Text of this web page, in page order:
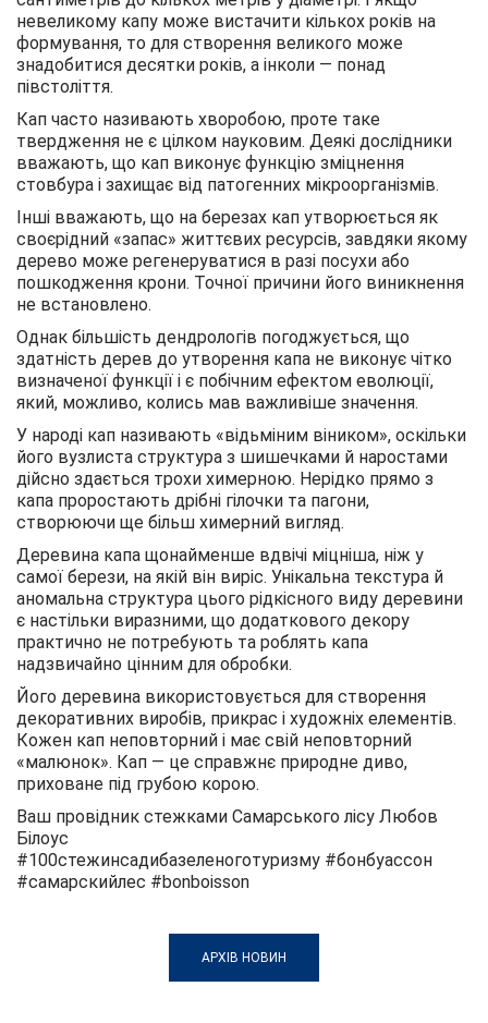
невеликому капу може вистачити кількох років на
формування, то для створення великого може
знадобитися десятки років, а інколи — понад
півстоліття.
Кап часто називають хворобою, проте таке
твердження не є цілком науковим. Деякі дослідники
вважають, що кап виконує функцію зміцнення
стовбура і захищає від патогенних мікроорганізмів.
Інші вважають, що на березах кап утворюється як
своєрідний «запас» життєвих ресурсів, завдяки якому
дерево може регенеруватися в разі посухи або
пошкодження крони. Точної причини його виникнення
не встановлено.
Однак більшість дендрологів погоджується, що
здатність дерев до утворення капа не виконує чітко
визначеної функції і є побічним ефектом еволюції,
який, можливо, колись мав важливіше значення.
У народі кап називають «відьміним віником», оскільки
його вузлиста структура з шишечками й наростами
дійсно здається трохи химерною. Нерідко прямо з
капа проростають дрібні гілочки та пагони,
створюючи ще більш химерний вигляд.
Деревина капа щонайменше вдвічі міцніша, ніж у
самої берези, на якій він виріс. Унікальна текстура й
аномальна структура цього рідкісного виду деревини
є настільки виразними, що додаткового декору
практично не потребують та роблять капа
надзвичайно цінним для обробки.
Його деревина використовується для створення
декоративних виробів, прикрас і художніх елементів.
Кожен кап неповторний і має свій неповторний
«малюнок». Кап — це справжнє природне диво,
приховане під грубою корою.
Ваш провідник стежками Самарського лісу Любов
Білоус
#100стежинсадибазеленоготуризму #бонбуассон
#самарскийлес #bonboisson
АРХІВ НОВИН